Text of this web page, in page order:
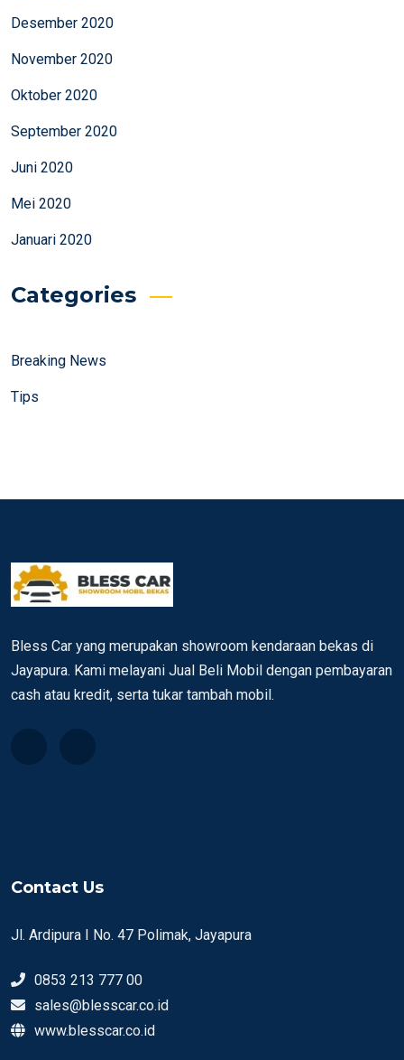
Desember 2020
November 2020
Oktober 2020
September 2020
Juni 2020
Mei 2020
Januari 2020
Categories
Breaking News
Tips
Bless Car yang merupakan showroom kendaraan bekas di
Jayapura. Kami melayani Jual Beli Mobil dengan pembayaran
cash atau kredit, serta tukar tambah mobil.
Contact Us
Jl. Ardipura I No. 47 Polimak, Jayapura
0853 213 777 00
sales@blesscar.co.id
www.blesscar.co.id